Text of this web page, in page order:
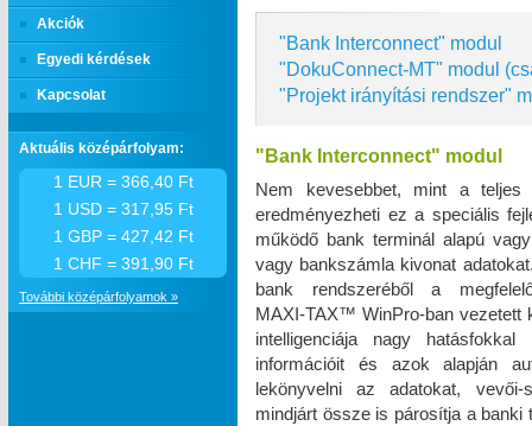
Akciók
Egyedi kérdések
Kapcsolat
"Bank Interconnect" modul
"DokuConnect-MT" modul
"Projekt irányítási rendszer"
"Bank Interconnect" modul
Nem kevesebbet, mint a teljes
eredményezheti ez a speciális
működő bank terminál alapú
vagy bankszámla kivonat
bank rendszeréből a
MAXI‑TAX™ WinPro-ban vezetett
intelligenciája nagy
információit és azok alapján
lekönyvelni az adatokat, vevői-
mindjárt össze is párosítja a
Aktuális középárfolyam:
1 EUR = 366,40 Ft
1 USD = 317,95 Ft
1 GBP = 427,42 Ft
1 CHF = 391,90 Ft
További középárfolyamok »